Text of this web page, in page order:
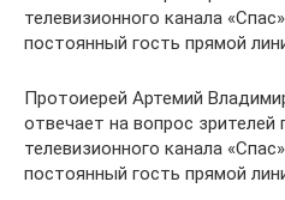
телевизионного канала
постоянный гость прямой
Протоиерей Артемий
отвечает на вопрос зрителей
телевизионного канала
постоянный гость прямой